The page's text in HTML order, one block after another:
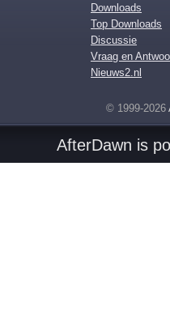
Downloads
Top Downloads
Discussie
Vraag en
Nieuws2.nl
© 1999-2026
AfterDawn is